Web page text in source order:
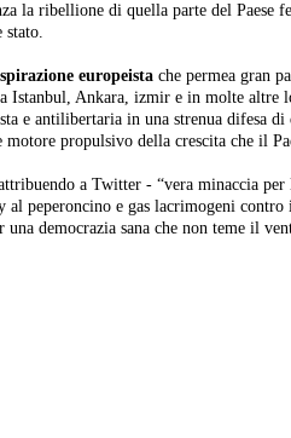
la ribellione di quella parte del Paese
stato.
europeista che permea gran
Istanbul, Ankara, izmir e in molte altre
e antilibertaria in una strenua difesa
propulsivo della crescita che il
a Twitter - “vera minaccia
al peperoncino e gas lacrimogeni
una democrazia sana che non teme il